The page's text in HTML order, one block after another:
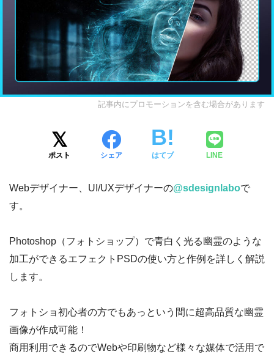
記事内にプロモーションを含む場合があります
ポスト シェア はてブ LINE
Webデザイナー、UI/UXデザイナーの@sdesignlaboで
す。
Photoshop（フォトショップ）で青白く光る幽霊のような
加工ができるエフェクトPSDの使い方と作例を詳しく解説
します。
フォトショ初心者の方でもあっという間に超高品質な幽霊
画像が作成可能！
商用利用できるのでWebや印刷物など様々な媒体で活用で